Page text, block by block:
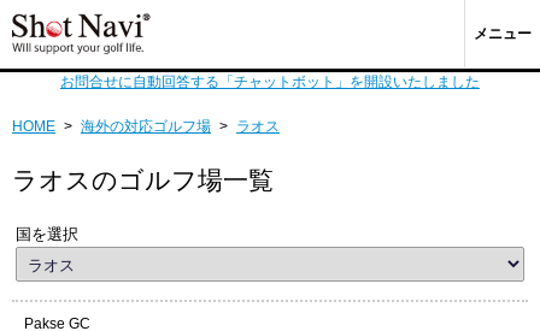
メニュー
お問合せに自動回答する「チャットボット」を開設いたしました
HOME > 海外の対応ゴルフ場 > ラオス
ラオスのゴルフ場一覧
国を選択
Pakse GC